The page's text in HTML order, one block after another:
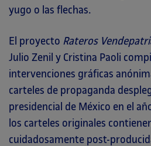
yugo o las flechas.
El proyecto Rateros
Julio Zenil y Cristina Paoli
intervenciones gráficas
carteles de propaganda
presidencial de México en el
los carteles originales
cuidadosamente post-